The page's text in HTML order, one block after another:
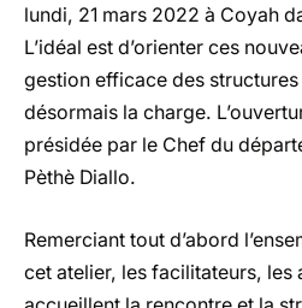
lundi, 21 mars 2022 à Coyah
L’idéal est d’orienter ces
gestion efficace des
désormais la charge.
présidée par le Chef du
Pèthè Diallo.
Remerciant tout d’abord
cet atelier, les facilitateurs, les